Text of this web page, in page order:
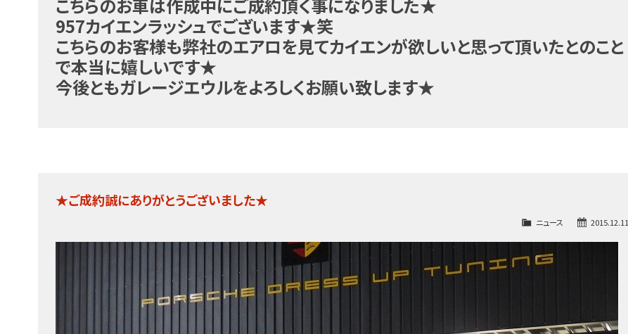
こちらのお車は作成中にご成約頂く事になりました★
957カイエンラッシュでございます★笑
こちらのお客様も弊社のエアロを見てカイエンが欲しいと思って頂いたとのこと
で本当に嬉しいです★
今後ともガレージエウルをよろしくお願い致します★
★ご成約誠にありがとうございました★
2015.12.11
ニュース